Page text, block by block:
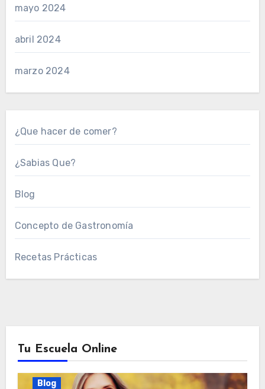
mayo 2024
abril 2024
marzo 2024
¿Que hacer de comer?
¿Sabias Que?
Blog
Concepto de Gastronomía
Recetas Prácticas
Tu Escuela Online
Blog